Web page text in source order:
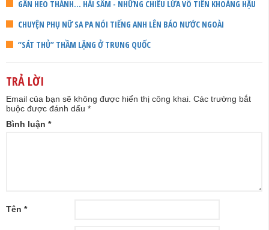
GÂN HEO THÀNH... HẢI SÂM - NHỮNG CHIÊU LỪA VÔ TIỀN KHOÁNG HẬU
CHUYỆN PHỤ NỮ SA PA NÓI TIẾNG ANH LÊN BÁO NƯỚC NGOÀI
“SÁT THỦ” THẦM LẶNG Ở TRUNG QUỐC
TRẢ LỜI
Email của bạn sẽ không được hiển thị công khai. Các trường bắt
buộc được đánh dấu *
Bình luận *
Tên *